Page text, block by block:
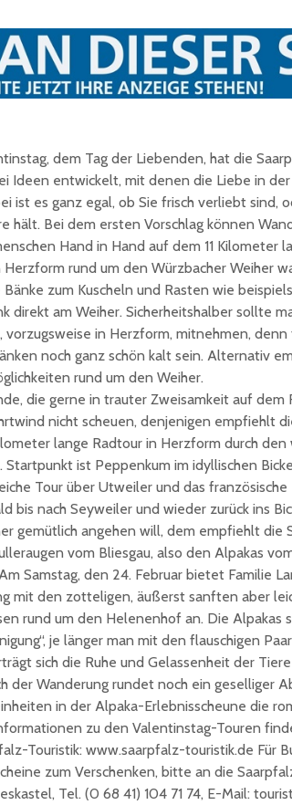
dem Tag der Liebenden, hat die
Ideen entwickelt, mit denen die Liebe in
ist es ganz egal, ob Sie frisch verliebt sind,
hält. Bei dem ersten Vorschlag können
Hand in Hand auf dem 11 Kilometer
Herzform rund um den Würzbacher Weiher
Bänke zum Kuscheln und Rasten wie
direkt am Weiher. Sicherheitshalber sollte
vorzugsweise in Herzform, mitnehmen,
noch ganz schön kalt sein. Alternativ
rund um den Weiher.
die gerne in trauter Zweisamkeit auf dem
nicht scheuen, denjenigen empfiehlt
lange Radtour in Herzform durch
Startpunkt ist Peppenkum im idyllischen
Tour über Utweiler und das französische
bis nach Seyweiler und wieder zurück ins
gemütlich angehen will, dem empfiehlt die
vom Bliesgau, also den Alpakas
Samstag, den 24. Februar bietet Familie
mit den zotteligen, äußerst sanften aber
rund um den Helenenhof an. Die Alpakas
je länger man mit den flauschigen
sich die Ruhe und Gelassenheit der
der Wanderung rundet noch ein geselliger
in der Alpaka-Erlebnisscheune die
zu den Valentinstag-Touren
Touristik: www.saarpfalz-touristik.de Für
zum Verschenken, bitte an die
Tel. (0 68 41) 104 71 74, E-Mail:
dem
Karl
für
St.